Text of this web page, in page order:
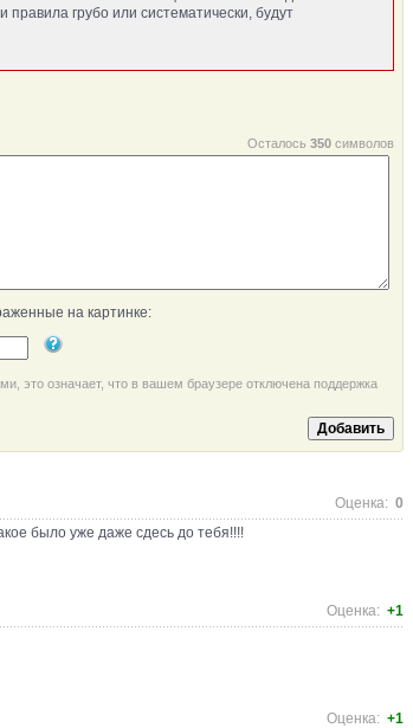
грубо или систематически, будут
Осталось 350 символов
на картинке:
это означает, что в вашем браузере отключена поддержка
Оценка: 0
было уже даже сдесь до тебя!!!!
Оценка: +1
Оценка: +1